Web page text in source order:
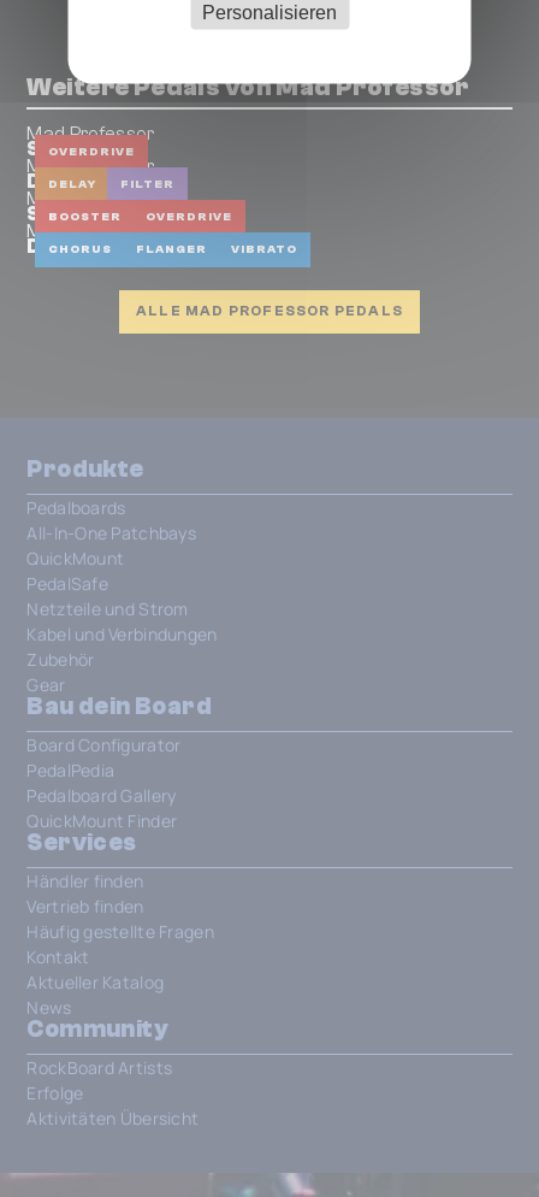
Personalisieren
Weitere Pedals von Mad Professor
OVERDRIVE
Mad Professor
Supreme
DELAY FILTER
Mad Professor
Dual blue delay
BOOSTER OVERDRIVE
Mad Professor
Super Black
CHORUS FLANGER VIBRATO
Mad Professor
Double Moon
ALLE MAD PROFESSOR PEDALS
Produkte
Pedalboards
All-In-One Patchbays
QuickMount
PedalSafe
Netzteile und Strom
Kabel und Verbindungen
Zubehör
Gear
Bau dein Board
Board Configurator
PedalPedia
Pedalboard Gallery
QuickMount Finder
Services
Händler finden
Vertrieb finden
Häufig gestellte Fragen
Kontakt
Aktueller Katalog
News
Community
RockBoard Artists
Erfolge
Aktivitäten Übersicht